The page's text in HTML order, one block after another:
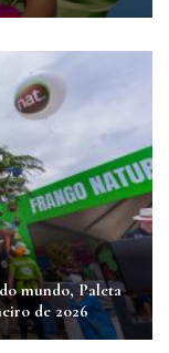
mundo, Paleta
de 2026